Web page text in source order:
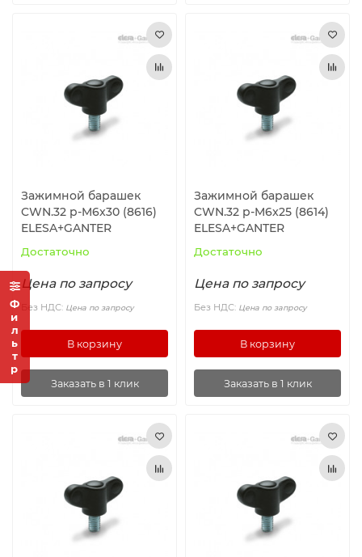
Фильтр
Зажимной барашек
CWN.32 p-M6x30 (8616)
ELESA+GANTER
Достаточно
Цена по запросу
Без НДС: Цена по запросу
В корзину
Заказать в 1 клик
Зажимной барашек
CWN.32 p-M6x25 (8614)
ELESA+GANTER
Достаточно
Цена по запросу
Без НДС: Цена по запросу
В корзину
Заказать в 1 клик